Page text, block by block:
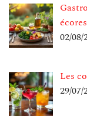
02/08/
Les
29/07/